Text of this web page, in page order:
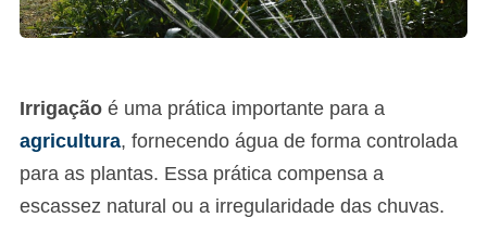
Irrigação é uma prática importante para a
agricultura, fornecendo água de forma controlada
para as plantas. Essa prática compensa a
escassez natural ou a irregularidade das chuvas.